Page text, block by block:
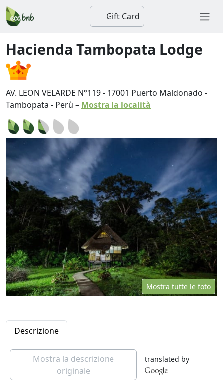
Gift Card
Hacienda Tambopata Lodge
AV. LEON VELARDE N°119- 17001 Puerto Maldonado -
Tambopata - Perù – Mostra la località
Mostra tutte le foto
Descrizione
Mostra la descrizione
originale
translated by